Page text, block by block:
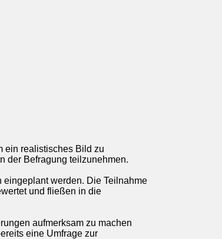
ein realistisches Bild zu
der Befragung teilzunehmen.
eingeplant werden. Die Teilnahme
und fließen in die
aufmerksam zu machen
eine Umfrage zur